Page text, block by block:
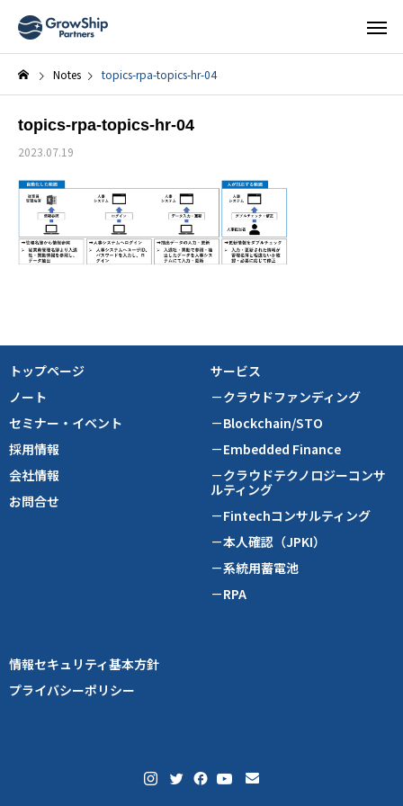
Notes topics-rpa-topics-hr-04
topics-rpa-topics-hr-04
2023.07.19
トップページ
ノート
セミナー・イベント
採用情報
会社情報
お問合せ
サービス
－クラウドファンディング
－Blockchain/STO
－Embedded Finance
－クラウドテクノロジーコンサ
ルティング
－Fintechコンサルティング
－本人確認（JPKI）
－系統用蓄電池
－RPA
情報セキュリティ基本方針
プライバシーポリシー